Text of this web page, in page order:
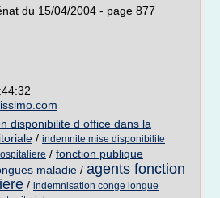
du 15/04/2004 - page 877
disponibilite d office dans la
/ indemnite mise disponibilite
/ fonction publique
maladie / agents fonction
/ indemnisation conge longue